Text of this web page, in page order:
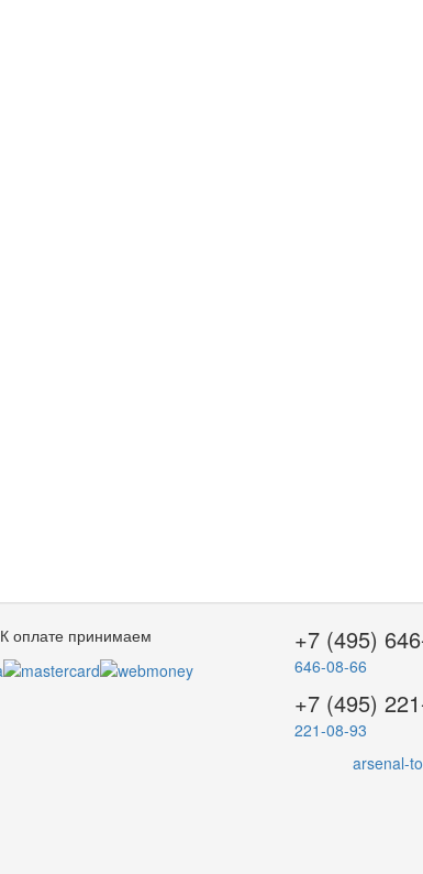
К оплате принимаем +7 (495)
646-08-66
+7 (495)
221-08-93
arsenal-